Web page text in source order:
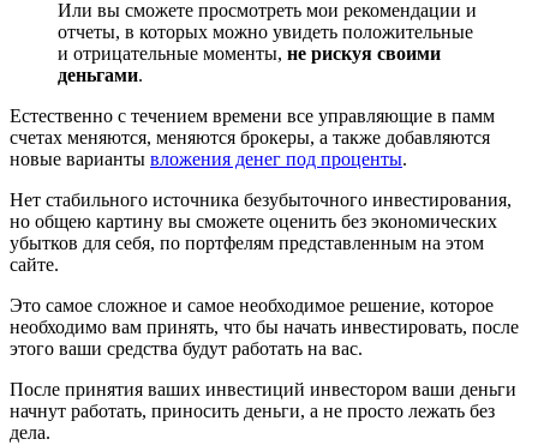
Или вы сможете просмотреть мои рекомендации и
отчеты, в которых можно увидеть положительные
и отрицательные моменты, не рискуя своими
деньгами.
Естественно с течением времени все управляющие в памм
счетах меняются, меняются брокеры, а также добавляются
новые варианты вложения денег под проценты.
Нет стабильного источника безубыточного инвестирования,
но общею картину вы сможете оценить без экономических
убытков для себя, по портфелям представленным на этом
сайте.
Это самое сложное и самое необходимое решение, которое
необходимо вам принять, что бы начать инвестировать, после
этого ваши средства будут работать на вас.
После принятия ваших инвестиций инвестором ваши деньги
начнут работать, приносить деньги, а не просто лежать без
дела.